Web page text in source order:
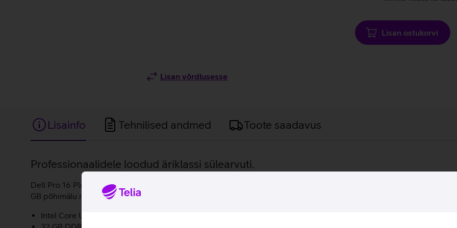
Lisan võrdlusesse
Lisan ostukorvi
Lisainfo Tehnilised andmed Toote saadavus
Lisainfo
Professionaalidele loodud äriklassi sülearvuti.
Dell Pro 16 Plus on Delli äriseeria esindaja, mis omab alumiiniumist detailidega korpust ning suurt ja selget ekraani.
GB põhimälu ning sisseehitatud AI. Sülearvuti töötab Microsoft Windows 11 Pro operatsioonisüsteemil, mis on
Intel Core Ultra 7-265U protsessor.